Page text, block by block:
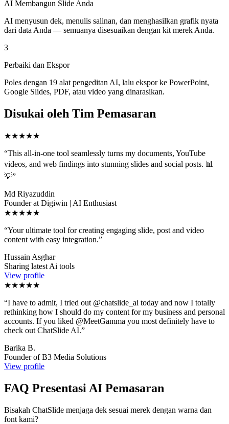
AI Membangun Slide Anda
AI menyusun dek, menulis salinan, dan menghasilkan grafik nyata
dari data Anda — semuanya disesuaikan dengan kit merek Anda.
3
Perbaiki dan Ekspor
Poles dengan 19 alat pengeditan AI, lalu ekspor ke PowerPoint,
Google Slides, PDF, atau video yang dinarasikan.
Disukai oleh Tim Pemasaran
★★★★★
“This all-in-one tool seamlessly turns my documents, YouTube
videos, and web findings into stunning slides and social posts. 📊
💡”
Md Riyazuddin
Founder at Digiwin | AI Enthusiast
★★★★★
“Your ultimate tool for creating engaging slide, post and video
content with easy integration.”
Hussain Asghar
Sharing latest Ai tools
View profile
★★★★★
“I have to admit, I tried out @chatslide_ai today and now I totally
rethinking how I should do my content for my business and personal
accounts. If you liked @MeetGamma you most definitely have to
check out ChatSlide AI.”
Barika B.
Founder of B3 Media Solutions
View profile
FAQ Presentasi AI Pemasaran
Bisakah ChatSlide menjaga dek sesuai merek dengan warna dan
font kami?